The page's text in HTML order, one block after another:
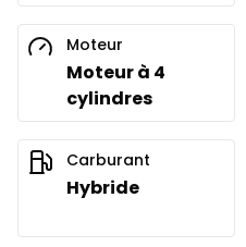
Moteur
Moteur à 4
cylindres
Carburant
Hybride